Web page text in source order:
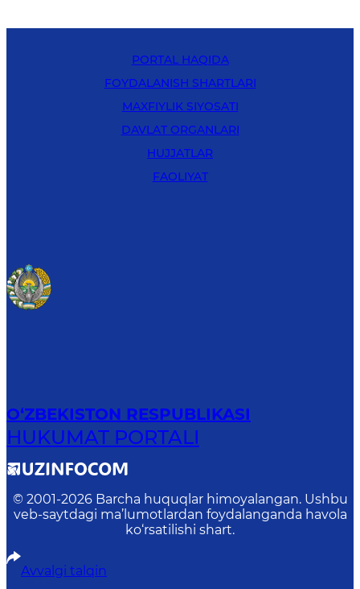
PORTAL HAQIDA
FOYDALANISH SHARTLARI
MAXFIYLIK SIYOSATI
DAVLAT ORGANLARI
HUJJATLAR
FAOLIYAT
O‘ZBEKISTON RESPUBLIKASI
HUKUMAT PORTALI
© 2001-2026 Barcha huquqlar himoyalangan. Ushbu
veb-saytdagi ma’lumotlardan foydalanganda havola
ko‘rsatilishi shart.
Avvalgi talqin